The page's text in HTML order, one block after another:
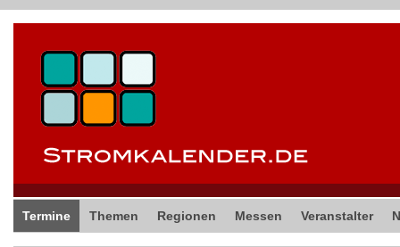
Termine Themen Regionen Messen Veranstalter